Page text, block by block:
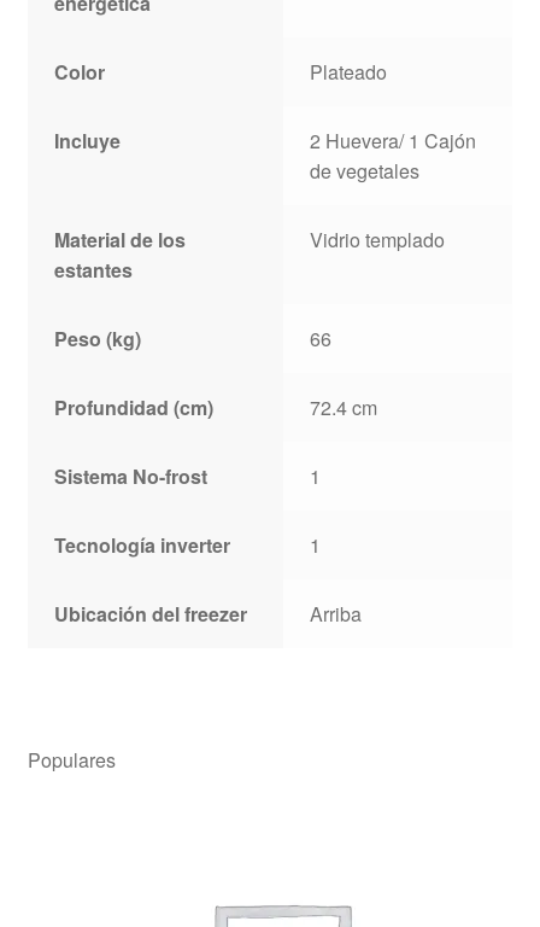
Color Plateado
Incluye
2 Huevera/ 1 Cajón
de vegetales
Material de los
estantes
Vidrio templado
Peso (kg) 66
Profundidad (cm) 72.4 cm
Sistema No-frost 1
Tecnología inverter 1
Ubicación del freezer Arriba
Populares